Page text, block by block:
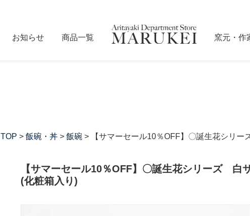
お知らせ 商品一覧 窯元・作
TOP > 飯碗・丼 > 飯碗 > 【サマーセール10％OFF】〇誕生花シリ
【サマーセール10％OFF】〇誕生花シリーズ
(化粧箱入り)